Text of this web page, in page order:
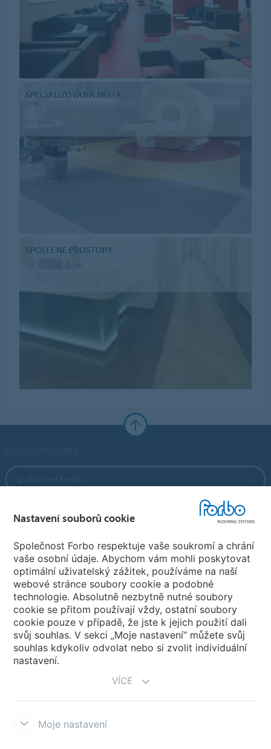
SPECIALIZOVANÁ MÍSTA
SPOLEČNÉ PROSTORY
Forbo Flooring Systems
Forbo Movement Systems
Pobočky
Vyberte svou zemi
Nastavení souborů cookie
Společnost Forbo respektuje vaše soukromí a chrání
vaše osobní údaje. Abychom vám mohli poskytovat
optimální uživatelský zážitek, používáme na naší
webové stránce soubory cookie a podobné
technologie. Absolutně nezbytně nutné soubory
cookie se přitom používají vždy, ostatní soubory
cookie pouze v případě, že jste k jejich použití dali
svůj souhlas. V sekci „Moje nastavení“ můžete svůj
souhlas kdykoliv odvolat nebo si zvolit individuální
nastavení.
VÍCE
Moje nastavení